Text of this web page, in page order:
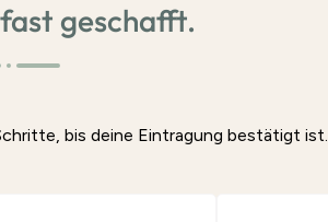
geschafft.
bis deine Eintragung bestätigt ist.